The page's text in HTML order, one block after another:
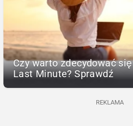
Czy warto zdecydować
Last Minute? Sprawdź
REKLAMA